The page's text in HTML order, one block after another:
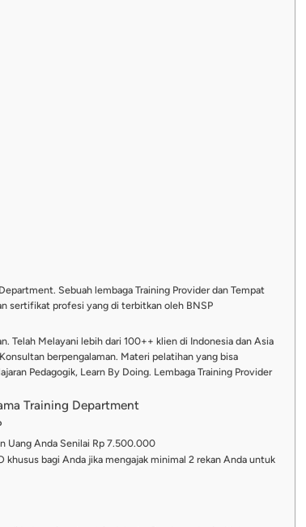
Sebuah lembaga Training Provider dan Tempat
sertifikat profesi yang di terbitkan oleh BNSP
Telah Melayani lebih dari 100++ klien di Indonesia dan Asia
berpengalaman. Materi pelatihan yang bisa
Pedagogik, Learn By Doing. Lembaga Training Provider
Training Department
Uang Anda Senilai Rp 7.500.000
bagi Anda jika mengajak minimal 2 rekan Anda untuk